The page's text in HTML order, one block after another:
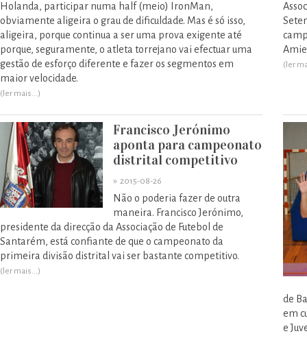
Holanda, participar numa half (meio) IronMan,
obviamente aligeira o grau de dificuldade. Mas é só isso,
aligeira, porque continua a ser uma prova exigente até
porque, seguramente, o atleta torrejano vai efectuar uma
gestão de esforço diferente e fazer os segmentos em
maior velocidade.
(ler mais...)
(ler
Francisco Jerónimo
aponta para campeonato
distrital competitivo
» 2015-08-26
Não o poderia fazer de outra
maneira. Francisco Jerónimo,
presidente da direcção da Associação de Futebol de
Santarém, está confiante de que o campeonato da
primeira divisão distrital vai ser bastante competitivo.
(ler mais...)
de
em
e